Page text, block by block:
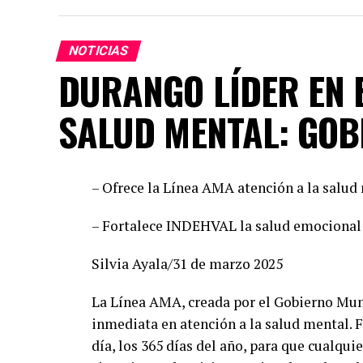
seguros de que vamos con las y los
común demuestra la convicción de
hombres de trayectoria probada, leales
Por su parte, Mario Salazar destacó el
observaciones del Instituto Electoral
perfiles honestos y profesionales que
Esteban Villegas, y volveremos a hacerlo
recordó que esta alianza fue referente
Morena y por ofrecer gobiernos cercanos
Durante el encuentro con medios, Susy
dirigencias y aseguró que participará con
cercanía: “Vamos a salir con todo el
NOTICIAS
DURANGO LÍDER
SALUD MENTAL:
– Ofrece la Línea AMA atención a la salud
– Fortalece INDEHVAL la salud
Silvia Ayala/31 de marzo 2025
La Línea AMA, creada por el Gobierno
inmediata en atención a la salud mental.
día, los 365 días del año, para que